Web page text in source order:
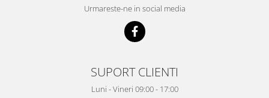
Urmareste-ne in social media
SUPORT CLIENTI
Luni - Vineri 09:00 - 17:00